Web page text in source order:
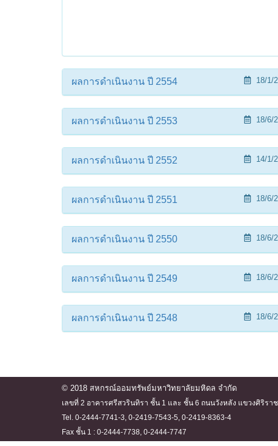
ผลการดำเนินงาน ปี 2554 18/1/
ผลการดำเนินงาน ปี 2553 18/6/
ผลการดำเนินงาน ปี 2552 14/1/
ผลการดำเนินงาน ปี 2551 18/6/
ผลการดำเนินงาน ปี 2550 18/6/
ผลการดำเนินงาน ปี 2549 18/6/
ผลการดำเนินงาน ปี 2548 18/6/
© 2018 สหกรณ์ออมทรัพย์มหาวิทยาลัยมหิดล จำกัด
เลขที่ 2 อาคารศรีสวรินทิรา ชั้น 1 และ ชั้น 6 ถนนวังหลัง แขวงศิริรา
Tel. 0-2444-7741-3, 0-2419-7543-5, 0-2419-8363-4
Fax ชั้น 1 : 0-2444-7738, 0-2444-7747